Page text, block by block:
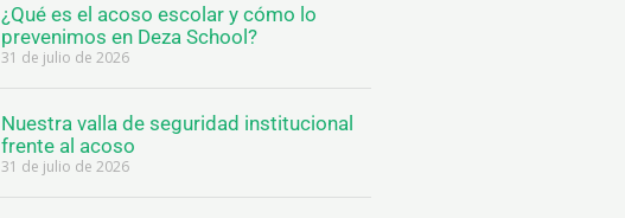
¿Qué es el acoso escolar y cómo lo
prevenimos en Deza School?
31 de julio de 2026
Nuestra valla de seguridad institucional
frente al acoso
31 de julio de 2026